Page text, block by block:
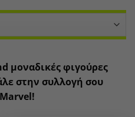
μοναδικές φιγούρες
στην συλλογή σου